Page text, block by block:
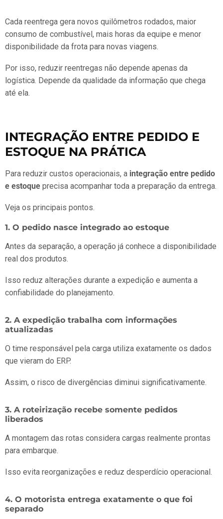
Cada reentrega gera novos quilômetros rodados, maior
consumo de combustível, mais horas da equipe e menor
disponibilidade da frota para novas viagens.
Por isso, reduzir reentregas não depende apenas da
logística. Depende da qualidade da informação que chega
até ela.
INTEGRAÇÃO ENTRE PEDIDO E
ESTOQUE NA PRÁTICA
Para reduzir custos operacionais, a integração entre pedido
e estoque precisa acompanhar toda a preparação da entrega.
Veja os principais pontos.
1. O pedido nasce integrado ao estoque
Antes da separação, a operação já conhece a disponibilidade
real dos produtos.
Isso reduz alterações durante a expedição e aumenta a
confiabilidade do planejamento.
2. A expedição trabalha com informações
atualizadas
O time responsável pela carga utiliza exatamente os dados
que vieram do ERP.
Assim, o risco de divergências diminui significativamente.
3. A roteirização recebe somente pedidos
liberados
A montagem das rotas considera cargas realmente prontas
para embarque.
Isso evita reorganizações e reduz desperdício operacional.
4. O motorista entrega exatamente o que foi
separado